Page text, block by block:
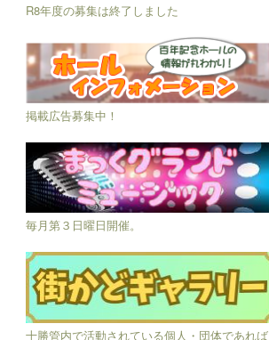
R8年度の募集は終了しました
掲載広告募集中！
毎月第３日曜日開催。
十勝管内で活動されている個人・団体であれば